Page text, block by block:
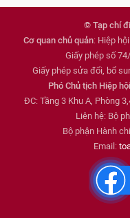
© Tạp chí
Cơ quan chủ quản: Hiệp
Giấy phép số
Giấy phép sửa đổi, bổ
Phó Chủ tịch Hiệp
ĐC: Tầng 3 Khu A, Phòng
Liên hệ: Bộ
Bộ phận Hành
Email: